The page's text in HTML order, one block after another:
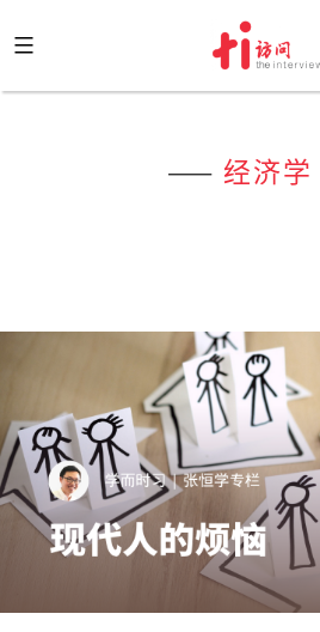
to
content
—— 经济学